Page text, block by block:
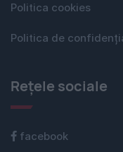
Politica cookies
Politica de
Rețele sociale
facebook